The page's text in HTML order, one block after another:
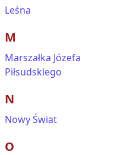
Leśna
M
Marszałka Józefa
Piłsudskiego
N
Nowy Świat
O